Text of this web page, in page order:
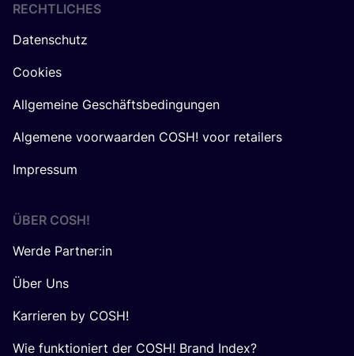
RECHTLICHES
Datenschutz
Cookies
Allgemeine Geschäftsbedingungen
Algemene voorwaarden COSH! voor retailers
Impressum
ÜBER COSH!
Werde Partner:in
Über Uns
Karrieren by COSH!
Wie funktioniert der COSH! Brand Index?